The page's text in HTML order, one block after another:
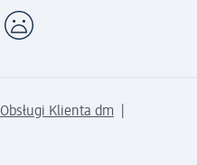
Klienta dm